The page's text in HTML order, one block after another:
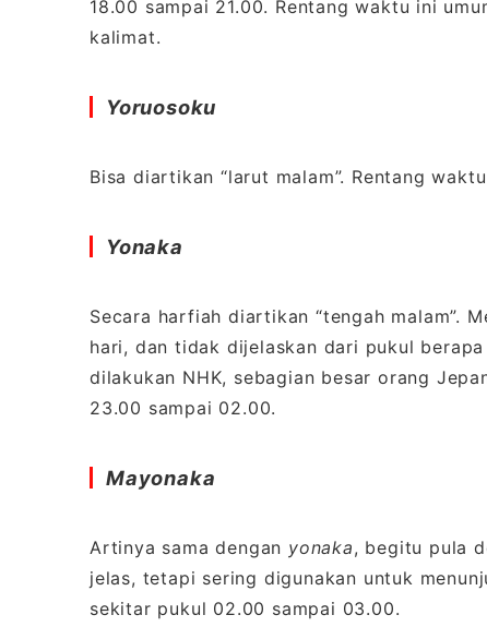
18.00 sampai 21.00. Rentang waktu ini
kalimat.
Yoruosoku
Bisa diartikan “larut malam”. Rentang
Yonaka
Secara harfiah diartikan “tengah malam”.
hari, dan tidak dijelaskan dari pukul
dilakukan NHK, sebagian besar orang
23.00 sampai 02.00.
Mayonaka
Artinya sama dengan yonaka, begitu pula
jelas, tetapi sering digunakan untuk
sekitar pukul 02.00 sampai 03.00.